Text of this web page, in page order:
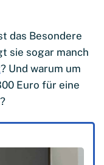
das Besondere
sie sogar manch
? Und warum um
Euro für eine